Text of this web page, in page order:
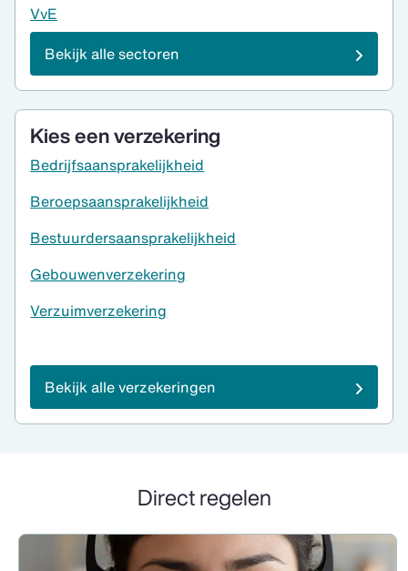
VvE
Bekijk alle sectoren
Kies een verzekering
Bedrijfsaansprakelijkheid
Beroepsaansprakelijkheid
Bestuurdersaansprakelijkheid
Gebouwenverzekering
Verzuimverzekering
Bekijk alle verzekeringen
Direct regelen